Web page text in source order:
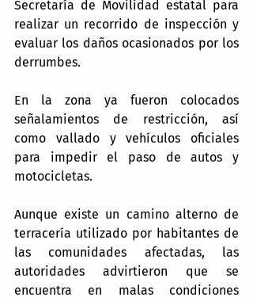
Secretaría de Movilidad estatal para
realizar un recorrido de inspección y
evaluar los daños ocasionados por los
derrumbes.
En la zona ya fueron colocados
señalamientos de restricción, así
como vallado y vehículos oficiales
para impedir el paso de autos y
motocicletas.
Aunque existe un camino alterno de
terracería utilizado por habitantes de
las comunidades afectadas, las
autoridades advirtieron que se
encuentra en malas condiciones